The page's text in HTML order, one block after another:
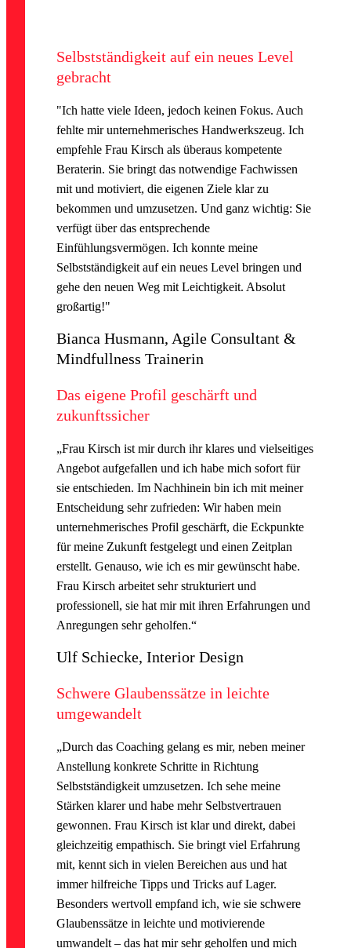
Selbstständigkeit auf ein neues Level
gebracht
"Ich hatte viele Ideen, jedoch keinen Fokus. Auch
fehlte mir unternehmerisches Handwerkszeug. Ich
empfehle Frau Kirsch als überaus kompetente
Beraterin. Sie bringt das notwendige Fachwissen
mit und motiviert, die eigenen Ziele klar zu
bekommen und umzusetzen. Und ganz wichtig: Sie
verfügt über das entsprechende
Einfühlungsvermögen. Ich konnte meine
Selbstständigkeit auf ein neues Level bringen und
gehe den neuen Weg mit Leichtigkeit. Absolut
großartig!"
Bianca Husmann, Agile Consultant &
Mindfullness Trainerin
Das eigene Profil geschärft und
zukunftssicher
„Frau Kirsch ist mir durch ihr klares und vielseitiges
Angebot aufgefallen und ich habe mich sofort für
sie entschieden. Im Nachhinein bin ich mit meiner
Entscheidung sehr zufrieden: Wir haben mein
unternehmerisches Profil geschärft, die Eckpunkte
für meine Zukunft festgelegt und einen Zeitplan
erstellt. Genauso, wie ich es mir gewünscht habe.
Frau Kirsch arbeitet sehr strukturiert und
professionell, sie hat mir mit ihren Erfahrungen und
Anregungen sehr geholfen.“
Ulf Schiecke, Interior Design
Schwere Glaubenssätze in leichte
umgewandelt
„Durch das Coaching gelang es mir, neben meiner
Anstellung konkrete Schritte in Richtung
Selbstständigkeit umzusetzen. Ich sehe meine
Stärken klarer und habe mehr Selbstvertrauen
gewonnen. Frau Kirsch ist klar und direkt, dabei
gleichzeitig empathisch. Sie bringt viel Erfahrung
mit, kennt sich in vielen Bereichen aus und hat
immer hilfreiche Tipps und Tricks auf Lager.
Besonders wertvoll empfand ich, wie sie schwere
Glaubenssätze in leichte und motivierende
umwandelt – das hat mir sehr geholfen und mich